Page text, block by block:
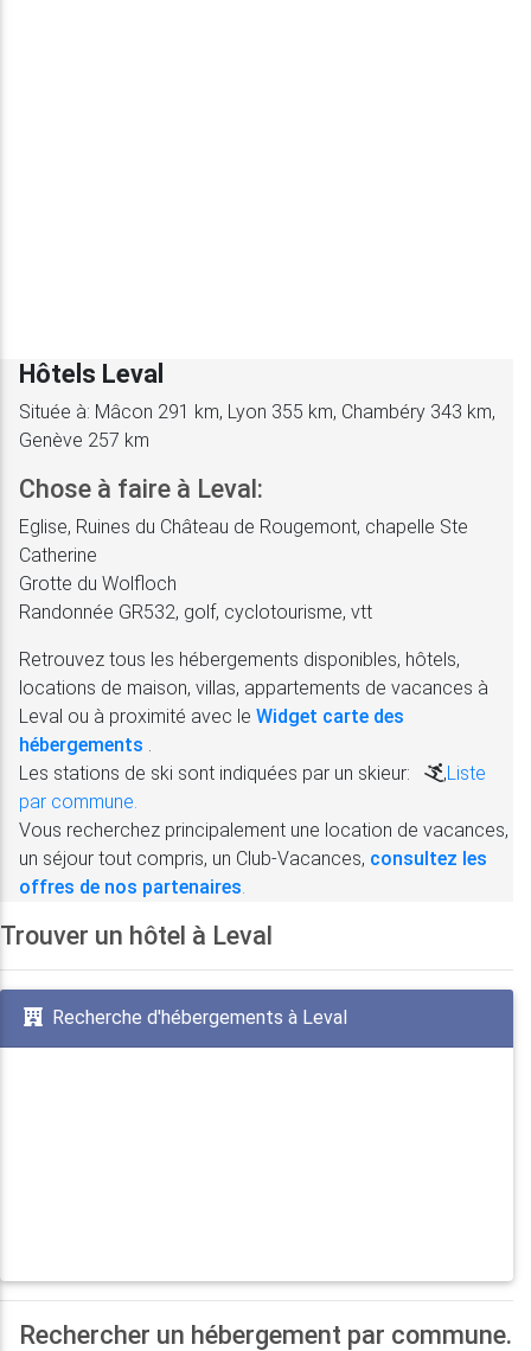
Hôtels Leval
Située à: Mâcon 291 km, Lyon 355 km, Chambéry 343 km,
Genève 257 km
Chose à faire à Leval:
Eglise, Ruines du Château de Rougemont, chapelle Ste
Catherine
Grotte du Wolfloch
Randonnée GR532, golf, cyclotourisme, vtt
Retrouvez tous les hébergements disponibles, hôtels,
locations de maison, villas, appartements de vacances à
Leval ou à proximité avec le Widget carte des
hébergements
Les stations de ski sont indiquées par un skieur:
,Liste
par commune.
Vous recherchez principalement une location de vacances,
un séjour tout compris, un Club-Vacances, consultez les
offres de nos partenaires
Trouver un hôtel à Leval
Recherche d'hébergements à Leval
Rechercher un hébergement par commune.